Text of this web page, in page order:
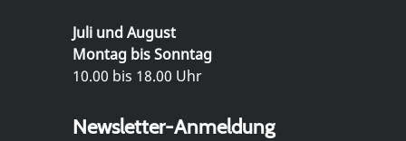
Juli und August
Montag bis Sonntag
10.00 bis 18.00 Uhr
Newsletter-Anmeldung